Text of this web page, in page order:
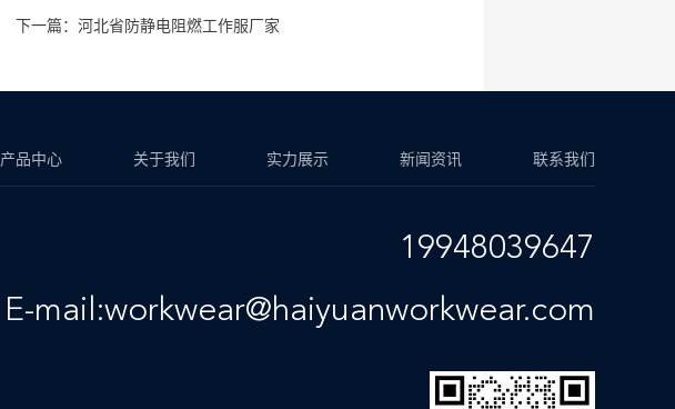
下一篇：河北省防静电阻燃工作服厂家
产品中心 关于我们 实力展示 新闻资讯 联系我们
19948039647
E-mail:workwear@haiyuanworkwear.com